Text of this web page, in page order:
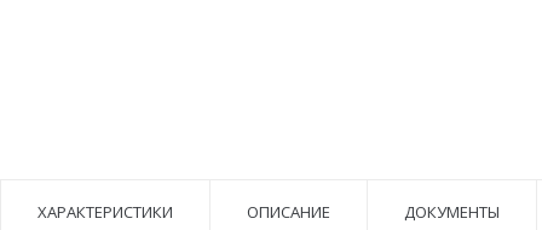
ХАРАКТЕРИСТИКИ ОПИСАНИЕ ДОКУМЕНТЫ